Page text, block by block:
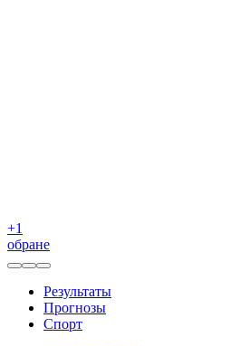
+1
обране
Результаты
Прогнозы
Спорт